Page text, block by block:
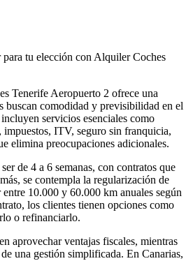
tu elección con Alquiler Coches
Tenerife Aeropuerto 2 ofrece una
buscan comodidad y previsibilidad en el
servicios esenciales como
impuestos, ITV, seguro sin franquicia,
elimina preocupaciones adicionales.
de 4 a 6 semanas, con contratos que
se contempla la regularización de
10.000 y 60.000 km anuales según
los clientes tienen opciones como
o refinanciarlo.
aprovechar ventajas fiscales, mientras
una gestión simplificada. En Canarias,